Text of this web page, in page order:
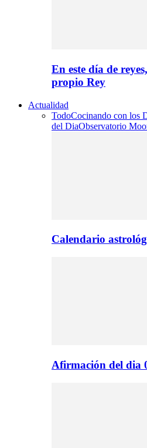
En este día de
propio Rey
Actualidad
TodoCocinando con los
del DiaObservatorio
Calendario
Afirmación del dia